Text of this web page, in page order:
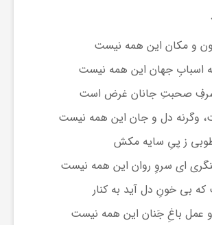
و مکان این همه نیست
اسبابِ جهان این همه نیست
صحبتِ جانان غرض است
وگرنه دل و جان این همه نیست
ز پیِ سایه مکش
ای سروِ روان این همه نیست
بی خونِ دل آید به کنار
عمل باغِ جَنان این همه نیست